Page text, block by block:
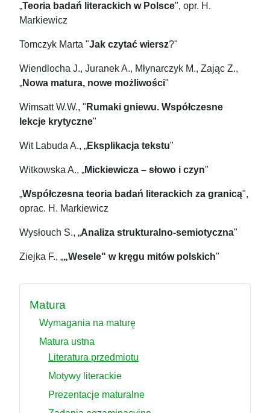
„Teoria badań literackich w Polsce", opr. H.
Markiewicz
Tomczyk Marta "Jak czytać wiersz?"
Wiendlocha J., Juranek A., Młynarczyk M., Zając Z.,
„Nowa matura, nowe możliwości"
Wimsatt W.W., " Rumaki gniewu. Współczesne
lekcje krytyczne"
Wit Labuda A., „Eksplikacja tekstu"
Witkowska A., „Mickiewicza – słowo i czyn"
„Współczesna teoria badań literackich za granicą",
oprac. H. Markiewicz
Wysłouch S., „Analiza strukturalno-semiotyczna"
Ziejka F., „„Wesele" w kręgu mitów polskich"
Matura
Wymagania na maturę
Matura ustna
Literatura przedmiotu
Motywy literackie
Prezentacje maturalne